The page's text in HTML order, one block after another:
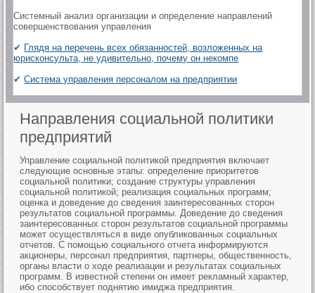
Системный анализ организации и определение направлений
совершенствования управления
✔ Глядя на перечень всех обязанностей, возложенных на
юрисконсульта, не удивительно, почему он некомпе
✔Система управления персоналом на предприятии
Направления социальной политики
предприятий
Управление социальной политикой предприятия включает
следующие основные этапы: определение приоритетов
социальной политики; создание структуры управления
социальной политикой; реализация социальных программ;
оценка и доведение до сведения заинтересованных сторон
результатов социальной программы. Доведение до сведения
заинтересованных сторон результатов социальной программы
может осуществляться в виде опубликованных социальных
отчетов. С помощью социального отчета информируются
акционеры, персонал предприятия, партнеры, общественность,
органы власти о ходе реализации и результатах социальных
программ. В известной степени он имеет рекламный характер,
ибо способствует поднятию имиджа предприятия.